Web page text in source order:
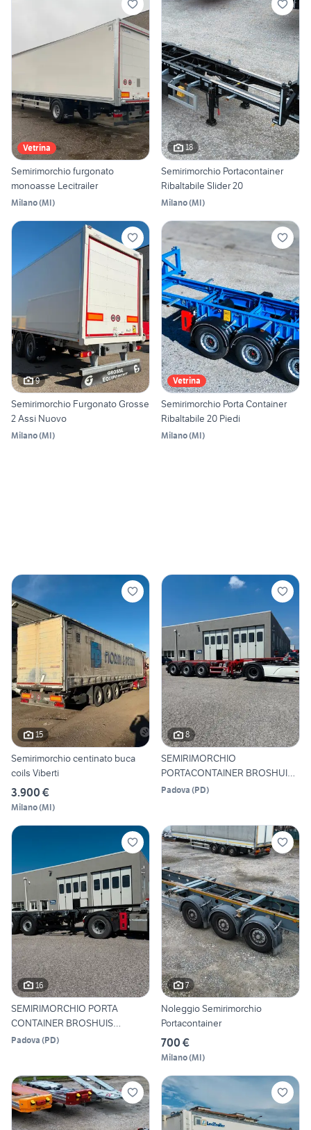
Vetrina
Semirimorchio furgonato
monoasse Lecitrailer
Milano(MI)
18
Semirimorchio Portacontainer
Ribaltabile Slider 20
Milano(MI)
9
Semirimorchio Furgonato Grosse
2 Assi Nuovo
Milano(MI)
Vetrina
Semirimorchio Porta Container
Ribaltabile 20 Piedi
Milano(MI)
15
Semirimorchio centinato buca
coils Viberti
3.900 €
Milano(MI)
8
SEMIRIMORCHIO
PORTACONTAINER BROSHUIS
ANNO 2002
Padova (PD)
16
SEMIRIMORCHIO PORTA
CONTAINER BROSHUIS
LINTRAILERS
Padova (PD)
7
Noleggio Semirimorchio
Portacontainer
700 €
Milano(MI)